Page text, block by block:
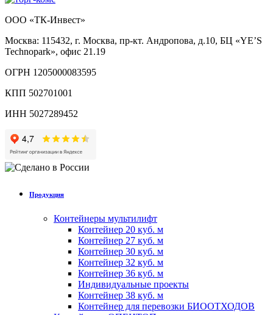
ООО «ТК-Инвест»
Москва: 115432, г. Москва, пр-кт. Андропова, д.10, БЦ «YE’S
Technopark», офис 21.19
ОГРН 1205000083595
КПП 502701001
ИНН 5027289452
Продукция
Контейнеры мультилифт
Контейнер 20 куб. м
Контейнер 27 куб. м
Контейнер 30 куб. м
Контейнер 32 куб. м
Контейнер 36 куб. м
Индивидуальные проекты
Контейнер 38 куб. м
Контейнер для перевозки БИООТХОДОВ